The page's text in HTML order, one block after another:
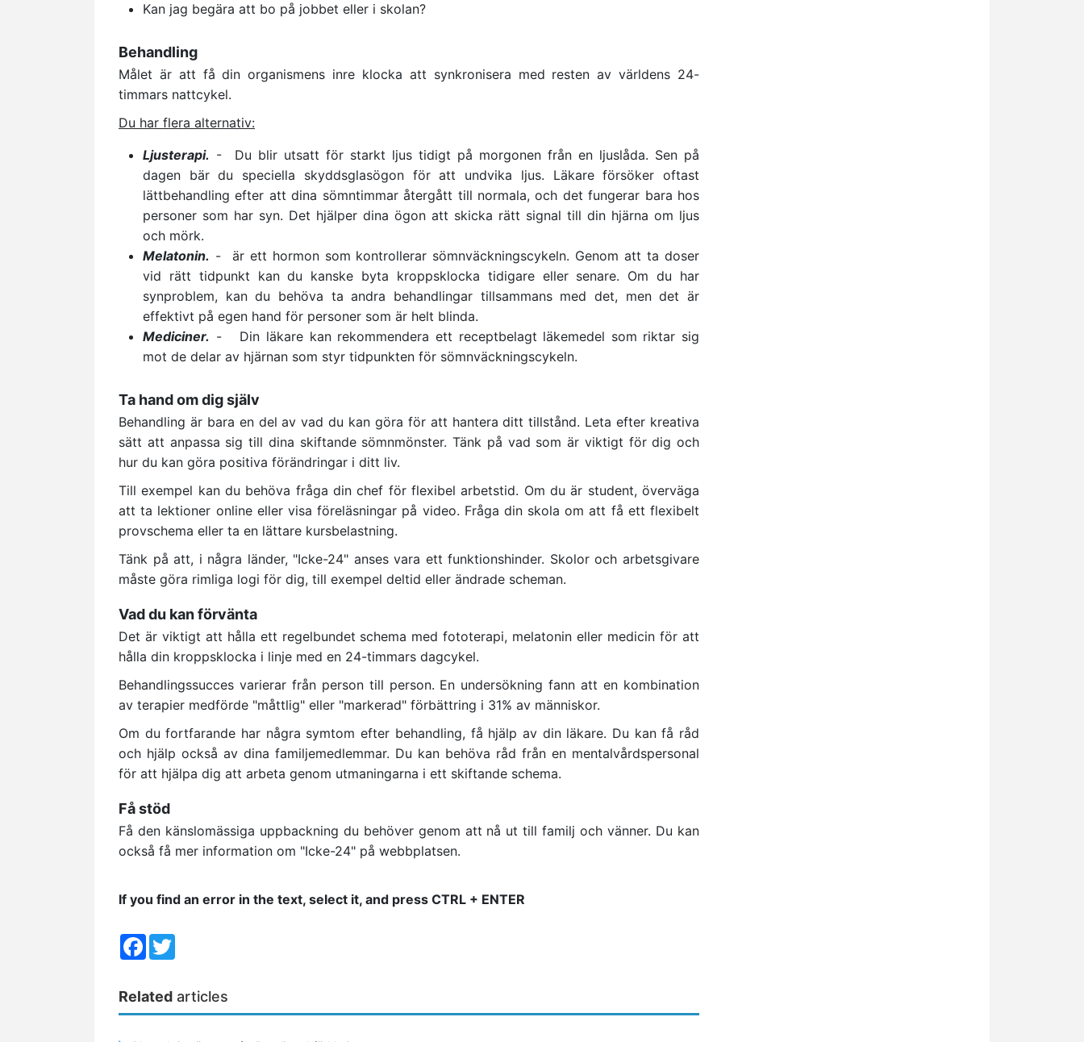
Kan jag begära att bo på jobbet eller i skolan?
Behandling
Målet är att få din organismens inre klocka att synkronisera med resten av världens 24-
timmars nattcykel.
Du har flera alternativ:
Ljusterapi. - Du blir utsatt för starkt ljus tidigt på morgonen från en ljuslåda. Sen på
dagen bär du speciella skyddsglasögon för att undvika ljus. Läkare försöker oftast
lättbehandling efter att dina sömntimmar återgått till normala, och det fungerar bara hos
personer som har syn. Det hjälper dina ögon att skicka rätt signal till din hjärna om ljus
och mörk.
Melatonin. - är ett hormon som kontrollerar sömnväckningscykeln. Genom att ta doser
vid rätt tidpunkt kan du kanske byta kroppsklocka tidigare eller senare. Om du har
synproblem, kan du behöva ta andra behandlingar tillsammans med det, men det är
effektivt på egen hand för personer som är helt blinda.
Mediciner. - Din läkare kan rekommendera ett receptbelagt läkemedel som riktar sig
mot de delar av hjärnan som styr tidpunkten för sömnväckningscykeln.
Ta hand om dig själv
Behandling är bara en del av vad du kan göra för att hantera ditt tillstånd. Leta efter kreativa
sätt att anpassa sig till dina skiftande sömnmönster. Tänk på vad som är viktigt för dig och
hur du kan göra positiva förändringar i ditt liv.
Till exempel kan du behöva fråga din chef för flexibel arbetstid. Om du är student, överväga
att ta lektioner online eller visa föreläsningar på video. Fråga din skola om att få ett flexibelt
provschema eller ta en lättare kursbelastning.
Tänk på att, i några länder, "Icke-24" anses vara ett funktionshinder. Skolor och arbetsgivare
måste göra rimliga logi för dig, till exempel deltid eller ändrade scheman.
Vad du kan förvänta
Det är viktigt att hålla ett regelbundet schema med fototerapi, melatonin eller medicin för att
hålla din kroppsklocka i linje med en 24-timmars dagcykel.
Behandlingssucces varierar från person till person. En undersökning fann att en kombination
av terapier medförde "måttlig" eller "markerad" förbättring i 31% av människor.
Om du fortfarande har några symtom efter behandling, få hjälp av din läkare. Du kan få råd
och hjälp också av dina familjemedlemmar. Du kan behöva råd från en mentalvårdspersonal
för att hjälpa dig att arbeta genom utmaningarna i ett skiftande schema.
Få stöd
Få den känslomässiga uppbackning du behöver genom att nå ut till familj och vänner. Du kan
också få mer information om "Icke-24" på webbplatsen.
If you find an error in the text, select it, and press CTRL + ENTER
Facebook
Related articles